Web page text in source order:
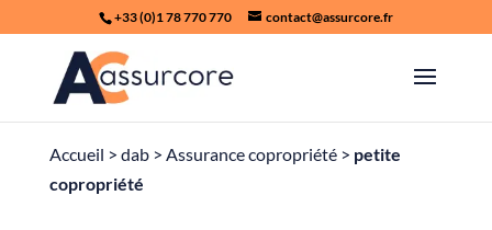
+33 (0)1 78 770 770 contact@assurcore.fr
Accueil > dab> Assurance copropriété> petite
copropriété